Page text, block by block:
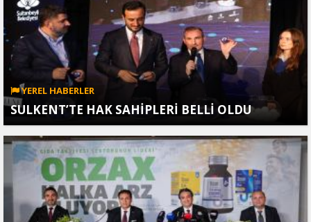
YEREL HABERLER
SULKENT’TE HAK SAHİPLERİ BELLİ OLDU